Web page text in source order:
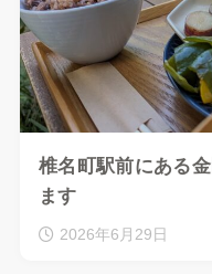
椎名町駅前にある
ます
2026年6月29日